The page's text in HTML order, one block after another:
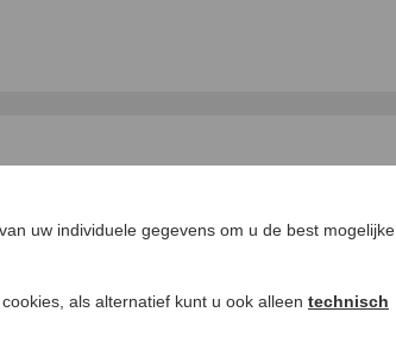
UW PRODUCTVRAGEN
uw individuele gegevens om u de best mogelijke
als alternatief kunt u ook alleen technisch